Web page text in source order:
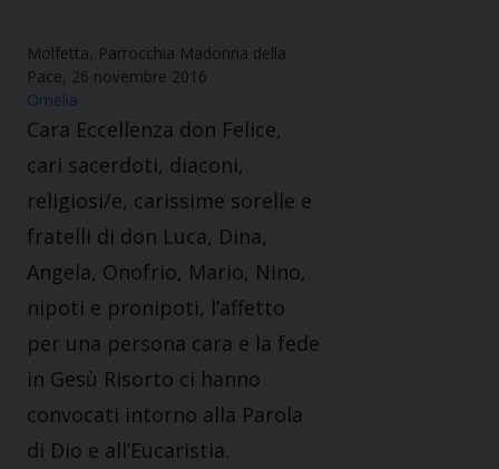
Molfetta, Parrocchia Madonna della
Pace, 26 novembre 2016
Omelia
Cara Eccellenza don Felice,
cari sacerdoti, diaconi,
religiosi/e, carissime sorelle e
fratelli di don Luca, Dina,
Angela, Onofrio, Mario, Nino,
nipoti e pronipoti, l’affetto
per una persona cara e la fede
in Gesù Risorto ci hanno
convocati intorno alla Parola
di Dio e all’Eucaristia.